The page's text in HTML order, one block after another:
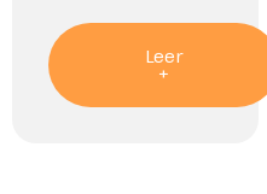
Leer
+